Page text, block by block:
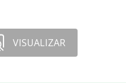
VISUALIZAR